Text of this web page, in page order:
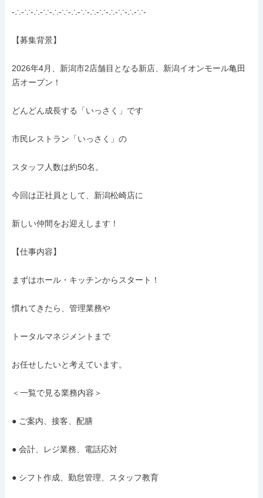
-∴-∵-∴-∵-∴-∵-∴-∵-∴-∵-∴-∵-∴-∵-
【募集背景】
2026年4月、新潟市2店舗目となる新店、新潟イオンモール亀田
店オープン！
どんどん成長する「いっさく」です
市民レストラン「いっさく」の
スタッフ人数は約50名。
今回は正社員として、新潟松崎店に
新しい仲間をお迎えします！
【仕事内容】
まずはホール・キッチンからスタート！
慣れてきたら、管理業務や
トータルマネジメントまで
お任せしたいと考えています。
＜一覧で見る業務内容＞
● ご案内、接客、配膳
● 会計、レジ業務、電話応対
● シフト作成、勤怠管理、スタッフ教育